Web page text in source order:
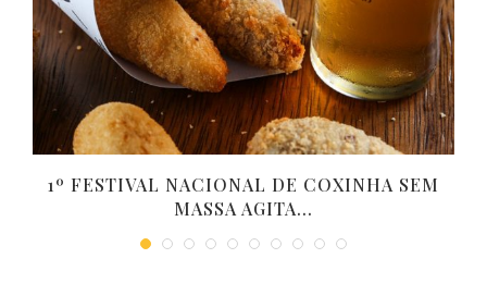
1º FESTIVAL NACIONAL DE COXINHA SEM
MASSA AGITA...